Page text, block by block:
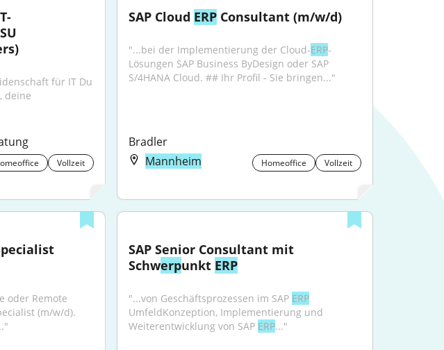
für IT Du
deine
Vollzeit
SAP Cloud ERP Consultant (m/w/d)
"...bei der Implementierung der Cloud-ERP-
Lösungen SAP Business ByDesign oder SAP
S/4HANA Cloud. ## Ihr Profil - Sie bringen..."
Bradler
Mannheim
Homeoffice Vollzeit
oder Remote
(m/w/d).
SAP Senior Consultant mit
Schwerpunkt ERP
"...von Geschäftsprozessen im SAP ERP
UmfeldKonzeption, Implementierung und
Weiterentwicklung von SAP ERP..."